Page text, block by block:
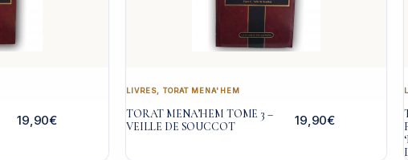
19,90€
LIVRES, TORAT MENA'HEM
TORAT MENA’HEM TOME 3 –
VEILLE DE SOUCCOT
19,90€